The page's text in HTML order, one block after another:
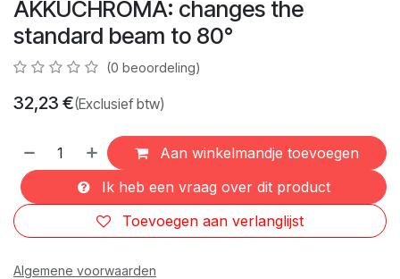
AKKUCHROMA: changes the
standard beam to 80°
(0 beoordeling)
32,23 €(Exclusief btw)
Aan winkelmandje toevoegen
Ik heb een vraag over dit product
Toevoegen aan verlanglijst
Algemene voorwaarden